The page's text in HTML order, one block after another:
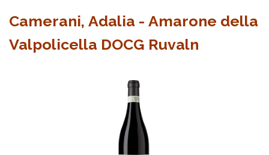
Camerani, Adalia - Amarone della
Valpolicella DOCG Ruvaln